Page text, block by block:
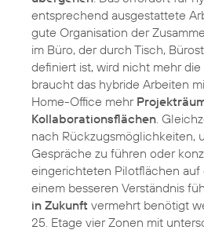
entsprechend ausgestattete
gute Organisation der
im Büro, der durch Tisch,
definiert ist, wird nicht mehr
braucht das hybride Arbeiten
Home-Office mehr
Kollaborationsflächen .
nach Rückzugsmöglichkeiten,
Gespräche zu führen oder
eingerichteten Pilotflächen auf
einem besseren Verständnis
in Zukunft vermehrt benötigt
25. Etage vier Zonen mit